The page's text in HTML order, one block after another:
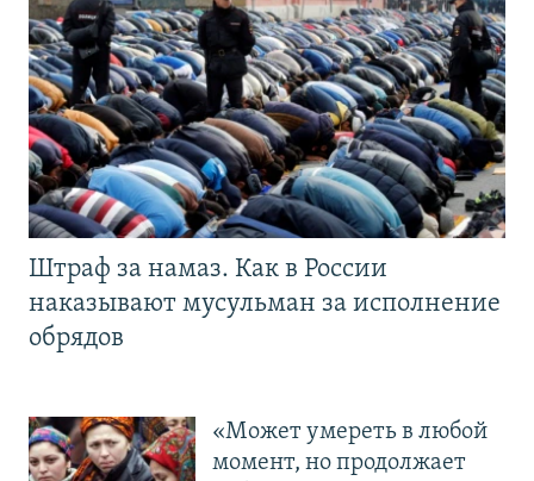
Штраф за намаз. Как в России
наказывают мусульман за исполнение
обрядов
«Может умереть в любой
момент, но продолжает